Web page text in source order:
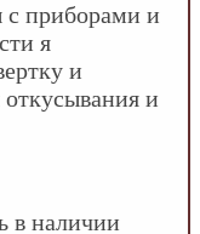
с приборами и
я
и
и
в наличии